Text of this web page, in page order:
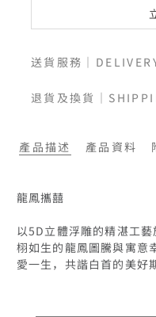
送貨服務｜
退貨及換貨｜
產品描述 產品資料
龍鳳攜囍
以5D立體浮雕的精湛工
栩如生的龍鳳圖騰與寓意